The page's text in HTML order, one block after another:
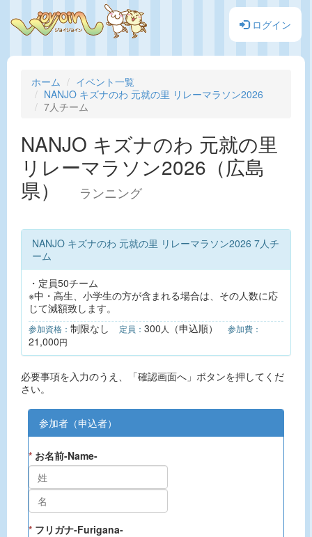
ログイン
ホーム
イベント一覧
NANJO キズナのわ 元就の里 リレーマラソン2026
7人チーム
NANJO キズナのわ 元就の里
リレーマラソン2026（広島
県）
ランニング
NANJO キズナのわ 元就の里 リレーマラソン2026 7人チ
ーム
・定員50チーム
※中・高生、小学生の方が含まれる場合は、その人数に応
じて減額致します。
参加資格： 制限なし 定員： 300 人 （申込順） 参加費：
21,000円
必要事項を入力のうえ、「確認画面へ」ボタンを押してくだ
さい。
参加者（申込者）
* お名前-Name-
* フリガナ-Furigana-